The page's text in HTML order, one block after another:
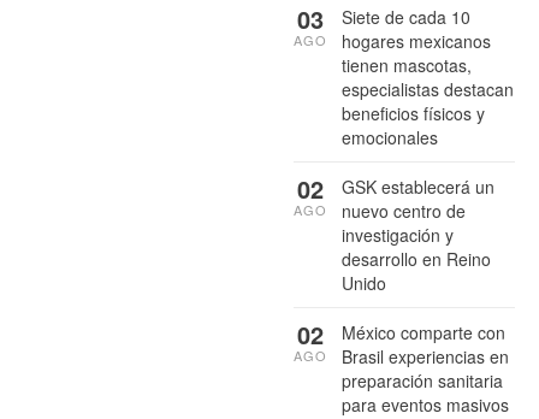
Siete de cada 10
hogares mexicanos
tienen mascotas,
especialistas destacan
beneficios físicos y
emocionales
03
AGO
GSK establecerá un
nuevo centro de
investigación y
desarrollo en Reino
Unido
02
AGO
México comparte con
Brasil experiencias en
preparación sanitaria
para eventos masivos
02
AGO